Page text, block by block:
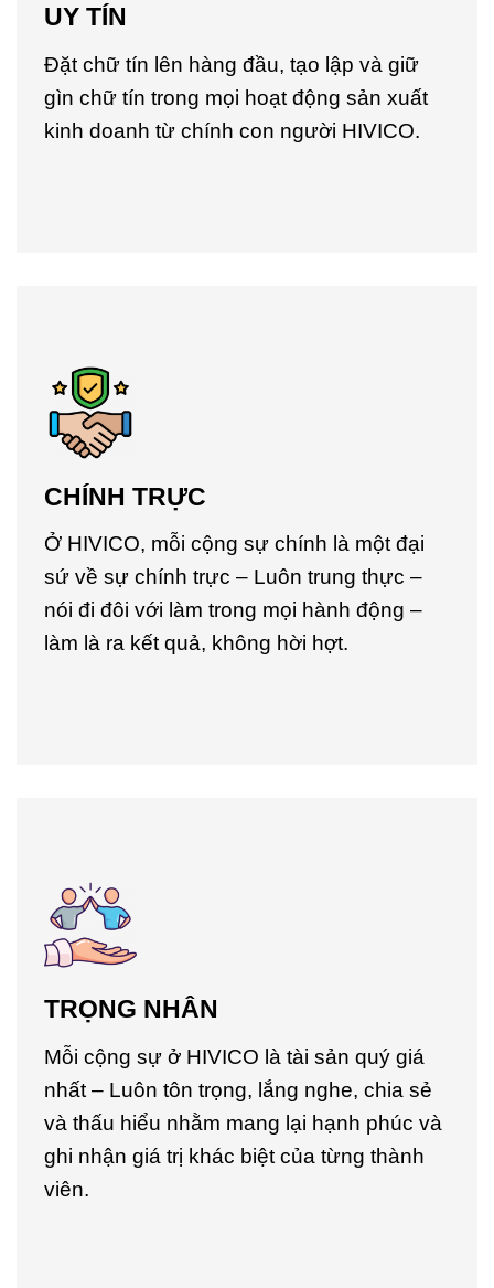
UY TÍN
Đặt chữ tín lên hàng đầu, tạo lập và giữ
gìn chữ tín trong mọi hoạt động sản xuất
kinh doanh từ chính con người HIVICO.
CHÍNH TRỰC
Ở HIVICO, mỗi cộng sự chính là một đại
sứ về sự chính trực – Luôn trung thực –
nói đi đôi với làm trong mọi hành động –
làm là ra kết quả, không hời hợt.
TRỌNG NHÂN
Mỗi cộng sự ở HIVICO là tài sản quý giá
nhất – Luôn tôn trọng, lắng nghe, chia sẻ
và thấu hiểu nhằm mang lại hạnh phúc và
ghi nhận giá trị khác biệt của từng thành
viên.